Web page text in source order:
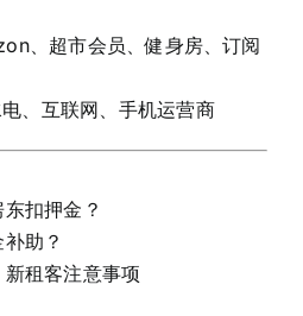
、超市会员、健身房、订阅
电、互联网、手机运营商
扣押金？
助？
租客注意事项